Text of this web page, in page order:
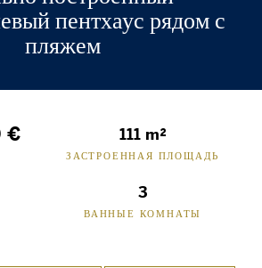
пентхаус рядом с
пляжем
€ 111 m²
ЗАСТРОЕННАЯ ПЛОЩАДЬ
3
ВАННЫЕ КОМНАТЫ